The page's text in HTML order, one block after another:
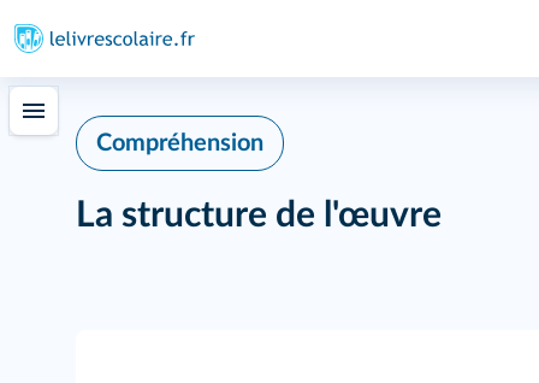
Compréhension
La structure de l'œuvre